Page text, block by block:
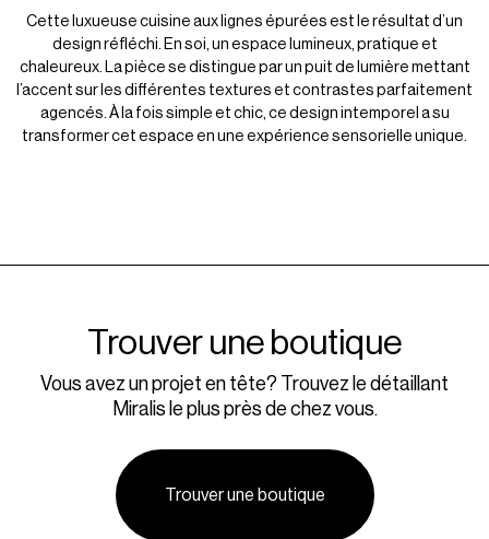
Cette luxueuse cuisine aux lignes épurées est le résultat d’un
design réfléchi. En soi, un espace lumineux, pratique et
chaleureux. La pièce se distingue par un puit de lumière mettant
l’accent sur les différentes textures et contrastes parfaitement
agencés. À la fois simple et chic, ce design intemporel a su
transformer cet espace en une expérience sensorielle unique.
Trouver une boutique
Vous avez un projet en tête? Trouvez le détaillant
Miralis le plus près de chez vous.
Trouver une boutique